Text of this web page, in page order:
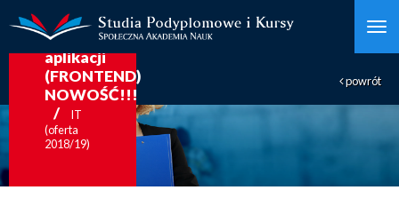
powrót
Programowanie
aplikacji
(FRONTEND)
NOWOŚĆ!!!
IT
(oferta
2018/19)